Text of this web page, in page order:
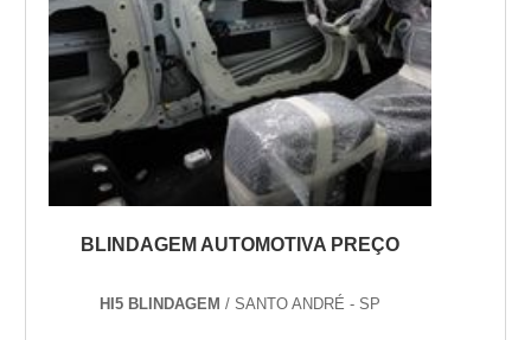
BLINDAGEM AUTOMOTIVA PREÇO
HI5 BLINDAGEM / SANTO ANDRÉ - SP